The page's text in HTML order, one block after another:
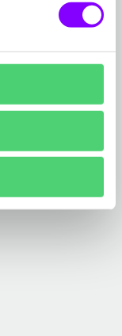
Medium